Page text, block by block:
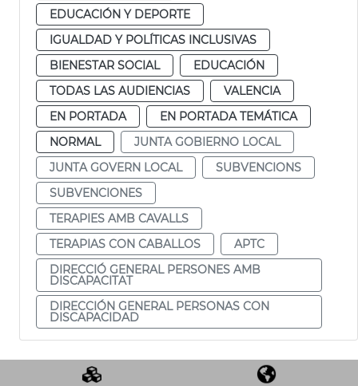
EDUCACIÓN Y DEPORTE
IGUALDAD Y POLÍTICAS INCLUSIVAS
BIENESTAR SOCIAL
EDUCACIÓN
TODAS LAS AUDIENCIAS
VALENCIA
EN PORTADA
EN PORTADA TEMÁTICA
NORMAL
JUNTA GOBIERNO LOCAL
JUNTA GOVERN LOCAL
SUBVENCIONS
SUBVENCIONES
TERAPIES AMB CAVALLS
TERAPIAS CON CABALLOS
APTC
DIRECCIÓ GENERAL PERSONES AMB
DISCAPACITAT
DIRECCIÓN GENERAL PERSONAS CON
DISCAPACIDAD